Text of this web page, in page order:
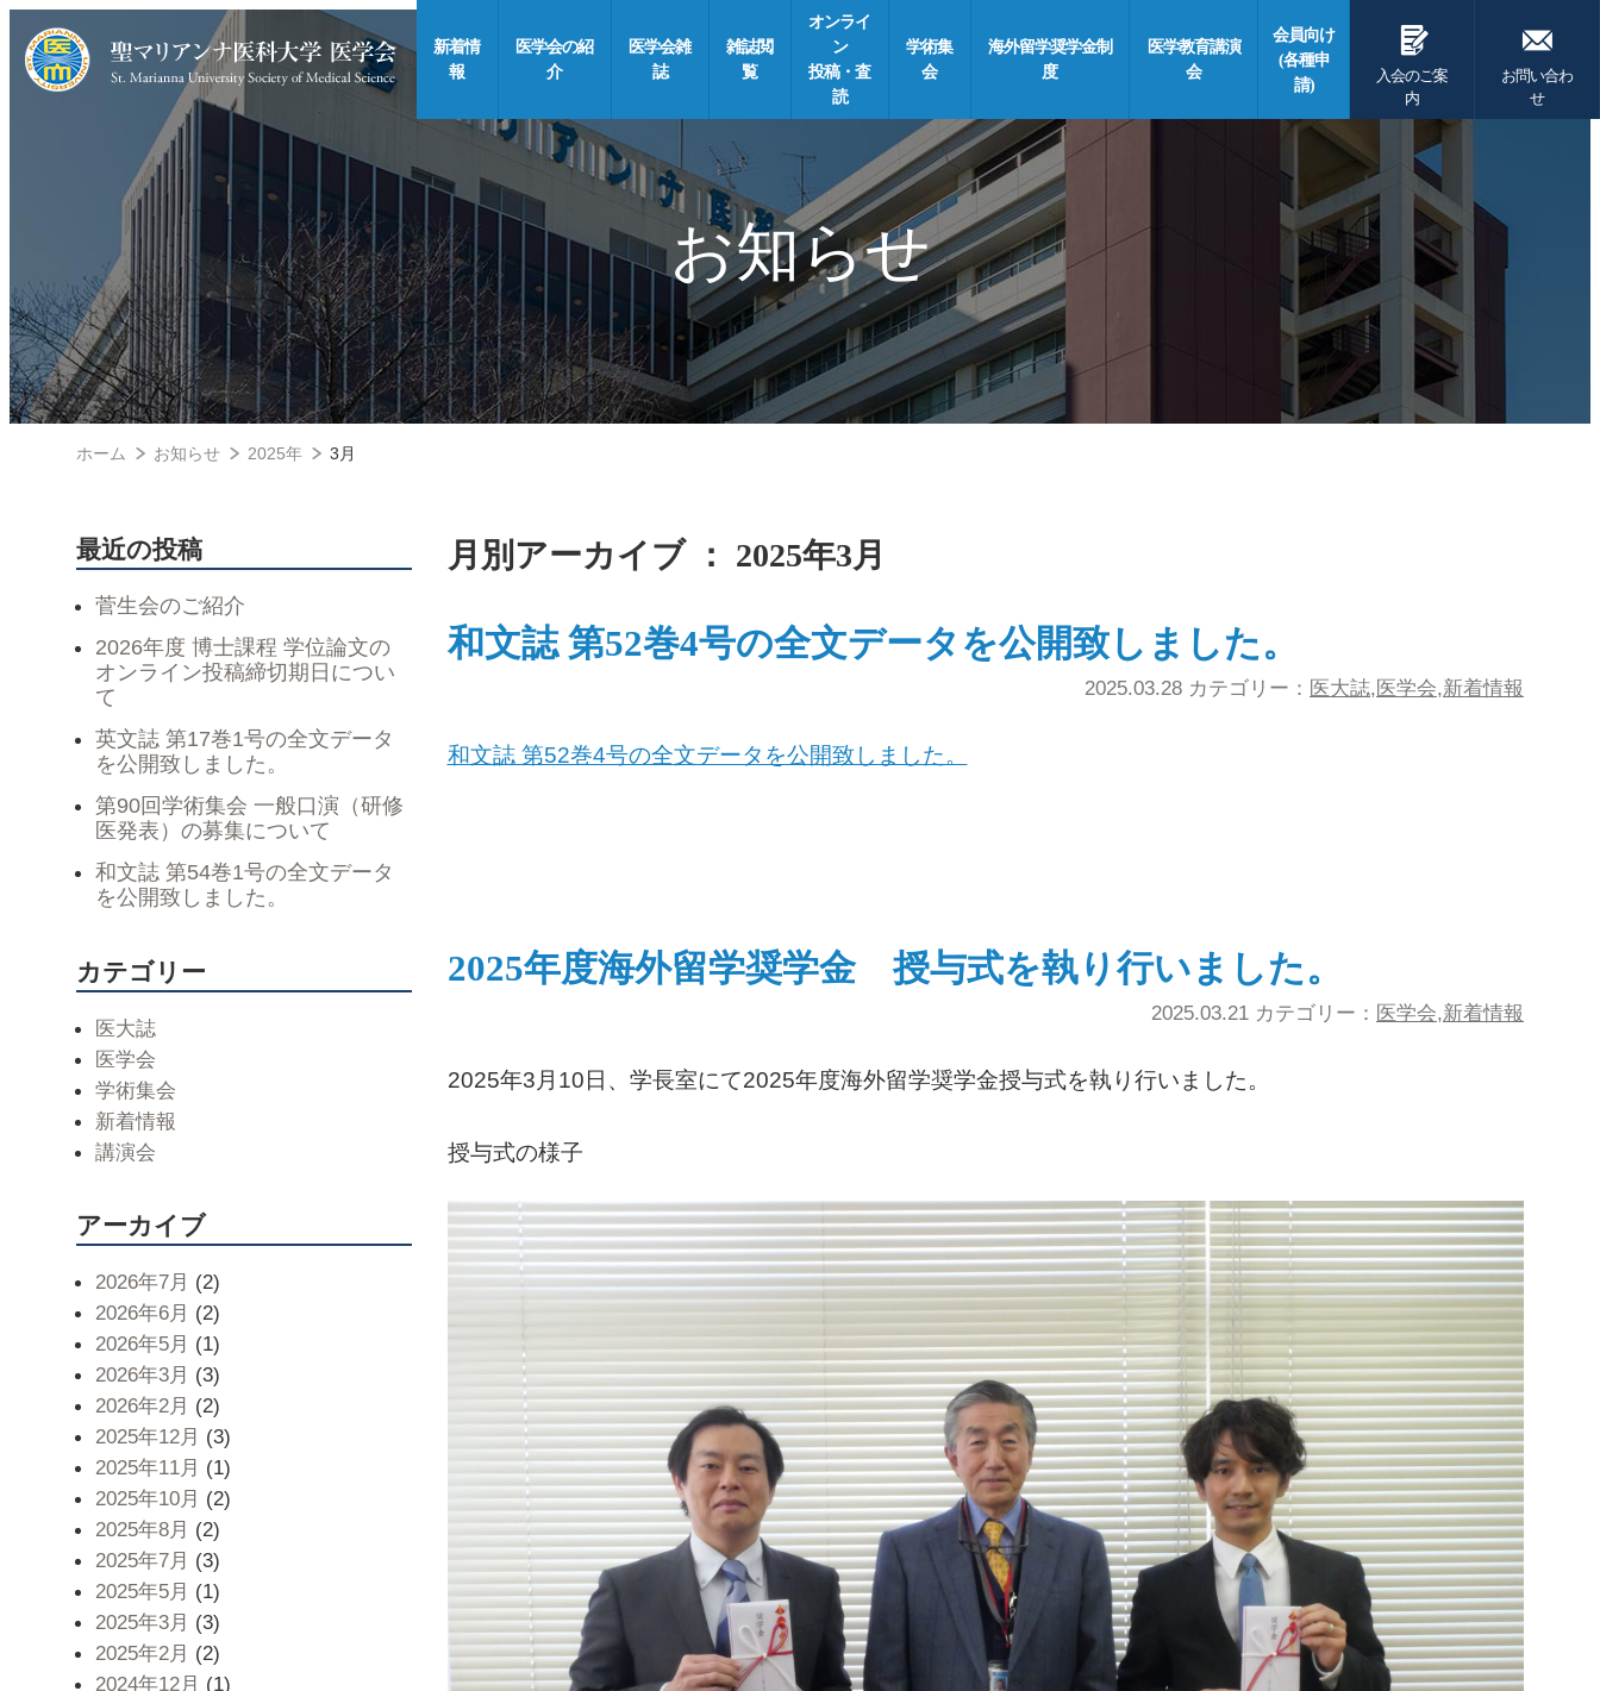
新着情
報
医学会の紹
介
医学会雑
誌
雑誌閲
覧
オンライ
ン
投稿・査
読
学術集
会
海外留学奨学金制
度
医学教育講演
会
会員向け
(各種申
請)
G
入会のご案
内
F
お問い合わ
せ
お知らせ
ホーム お知らせ 2025年 3月
月別アーカイブ ： 2025年3月
和文誌 第52巻4号の全文データを公開致しました。
2025.03.28 カテゴリー： 医大誌,医学会,新着情報
和文誌 第52巻4号の全文データを公開致しました。
2025年度海外留学奨学金 授与式を執り行いました。
2025.03.21 カテゴリー： 医学会,新着情報
2025年3月10日、学長室にて2025年度海外留学奨学金授与式を執り行いました。
授与式の様子
最近の投稿
菅生会のご紹介
2026年度 博士課程 学位論文の
オンライン投稿締切期日につい
て
英文誌 第17巻1号の全文データ
を公開致しました。
第90回学術集会 一般口演（研修
医発表）の募集について
和文誌 第54巻1号の全文データ
を公開致しました。
カテゴリー
医大誌
医学会
学術集会
新着情報
講演会
アーカイブ
2026年7月 (2)
2026年6月 (2)
2026年5月 (1)
2026年3月 (3)
2026年2月 (2)
2025年12月 (3)
2025年11月 (1)
2025年10月 (2)
2025年8月 (2)
2025年7月 (3)
2025年5月 (1)
2025年3月 (3)
2025年2月 (2)
2024年12月 (1)